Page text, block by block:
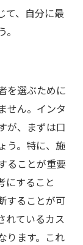
て、自分に最
を選ぶために
せん。インタ
が、まずは口
う。特に、施
ることが重要
にすること
することが可
れているカス
ります。これ